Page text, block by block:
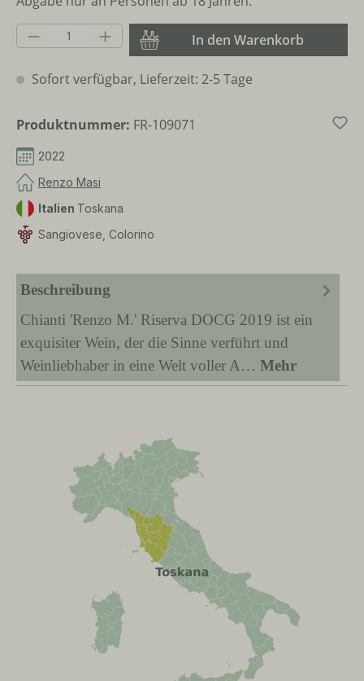
Produkt Anzahl: Gib den gewünschten
In den Warenkorb
Sofort verfügbar, Lieferzeit: 2-5 Tage
Produktnummer: FR-109071
2022
Renzo Masi
Italien Toskana
Sangiovese, Colorino
Beschreibung
Chianti 'Renzo M.' Riserva DOCG 2019 ist ein
exquisiter Wein, der die Sinne verführt und
Weinliebhaber in eine Welt voller A… Mehr